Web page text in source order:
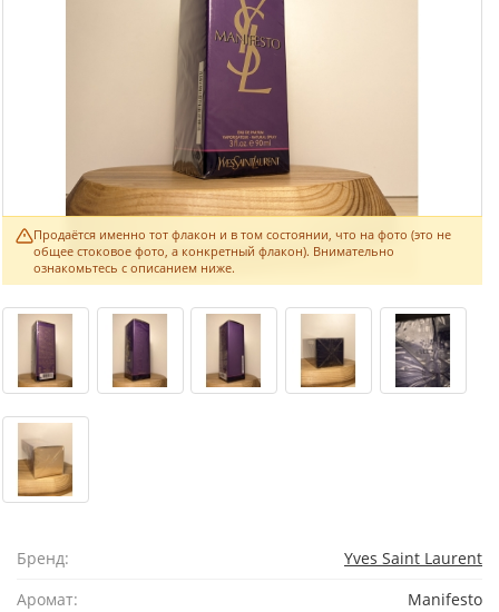
Продаётся именно тот флакон и в том состоянии, что на фото (это не
общее стоковое фото, а конкретный флакон). Внимательно
ознакомьтесь с описанием ниже.
Бренд:
Yves Saint Laurent
Аромат:
Manifesto